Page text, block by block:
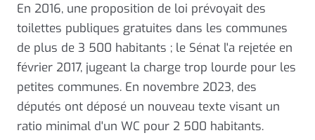
En 2016, une proposition de loi prévoyait des
toilettes publiques gratuites dans les communes
de plus de 3 500 habitants ; le Sénat l'a rejetée en
février 2017, jugeant la charge trop lourde pour les
petites communes. En novembre 2023, des
députés ont déposé un nouveau texte visant un
ratio minimal d'un WC pour 2 500 habitants.